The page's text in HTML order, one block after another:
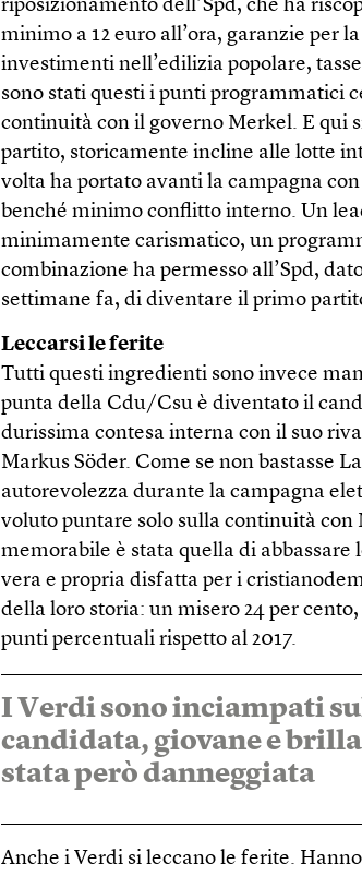
riposizionamento dell’Spd, che ha
minimo a 12 euro all’ora, garanzie per
investimenti nell’edilizia popolare,
sono stati questi i punti programmatici
continuità con il governo Merkel. E qui
partito, storicamente incline alle lotte
volta ha portato avanti la campagna
benché minimo conflitto interno. Un
minimamente carismatico, un
combinazione ha permesso all’Spd,
settimane fa, di diventare il primo
Leccarsi le ferite
Tutti questi ingredienti sono invece
punta della Cdu/Csu è diventato il
durissima contesa interna con il suo
Markus Söder. Come se non bastasse
autorevolezza durante la campagna
voluto puntare solo sulla continuità con
memorabile è stata quella di
vera e propria disfatta per i
della loro storia: un misero 24 per
punti percentuali rispetto al 2017.
I Verdi sono inciampati
candidata, giovane e
stata però danneggiata
Anche i Verdi si leccano le ferite.